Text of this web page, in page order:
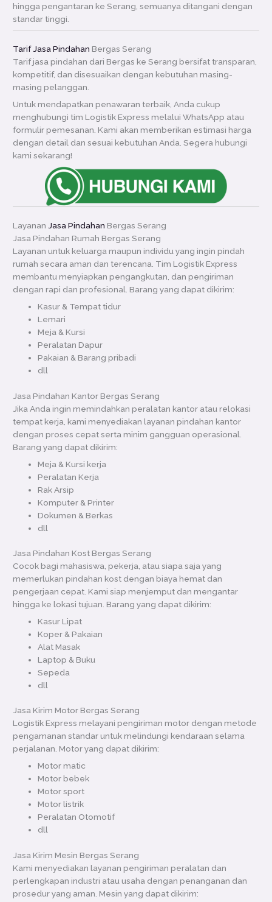
hingga pengantaran ke Serang, semuanya ditangani dengan
standar tinggi.
Tarif Jasa Pindahan Bergas Serang
Tarif jasa pindahan dari Bergas ke Serang bersifat transparan,
kompetitif, dan disesuaikan dengan kebutuhan masing-
masing pelanggan.
Untuk mendapatkan penawaran terbaik, Anda cukup
menghubungi tim Logistik Express melalui WhatsApp atau
formulir pemesanan. Kami akan memberikan estimasi harga
dengan detail dan sesuai kebutuhan Anda. Segera hubungi
kami sekarang!
LayananJasa Pindahan Bergas Serang
Jasa Pindahan Rumah Bergas Serang
Layanan untuk keluarga maupun individu yang ingin pindah
rumah secara aman dan terencana. Tim Logistik Express
membantu menyiapkan pengangkutan, dan pengiriman
dengan rapi dan profesional. Barang yang dapat dikirim:
Kasur & Tempat tidur
Lemari
Meja & Kursi
Peralatan Dapur
Pakaian & Barang pribadi
dll
Jasa Pindahan Kantor Bergas Serang
Jika Anda ingin memindahkan peralatan kantor atau relokasi
tempat kerja, kami menyediakan layanan pindahan kantor
dengan proses cepat serta minim gangguan operasional.
Barang yang dapat dikirim:
Meja & Kursi kerja
Peralatan Kerja
Rak Arsip
Komputer & Printer
Dokumen & Berkas
dll
Jasa Pindahan Kost Bergas Serang
Cocok bagi mahasiswa, pekerja, atau siapa saja yang
memerlukan pindahan kost dengan biaya hemat dan
pengerjaan cepat. Kami siap menjemput dan mengantar
hingga ke lokasi tujuan. Barang yang dapat dikirim:
Kasur Lipat
Koper & Pakaian
Alat Masak
Laptop & Buku
Sepeda
dll
Jasa Kirim Motor Bergas Serang
Logistik Express melayani pengiriman motor dengan metode
pengamanan standar untuk melindungi kendaraan selama
perjalanan. Motor yang dapat dikirim:
Motor matic
Motor bebek
Motor sport
Motor listrik
Peralatan Otomotif
dll
Jasa Kirim Mesin Bergas Serang
Kami menyediakan layanan pengiriman peralatan dan
perlengkapan industri atau usaha dengan penanganan dan
prosedur yang aman. Mesin yang dapat dikirim: